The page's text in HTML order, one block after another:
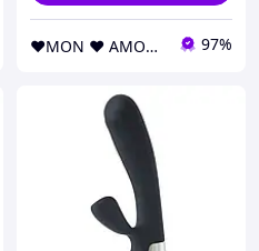
❤️MON ❤️ AMOUR❤️ 97%